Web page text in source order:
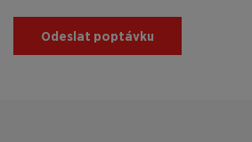
Odeslat poptávku